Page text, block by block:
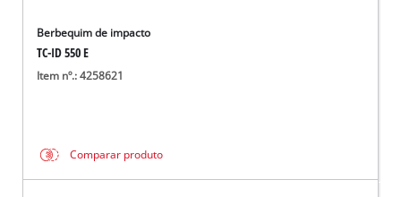
Berbequim de impacto
TC-ID 550 E
Item nº.: 4258621
Comparar produto